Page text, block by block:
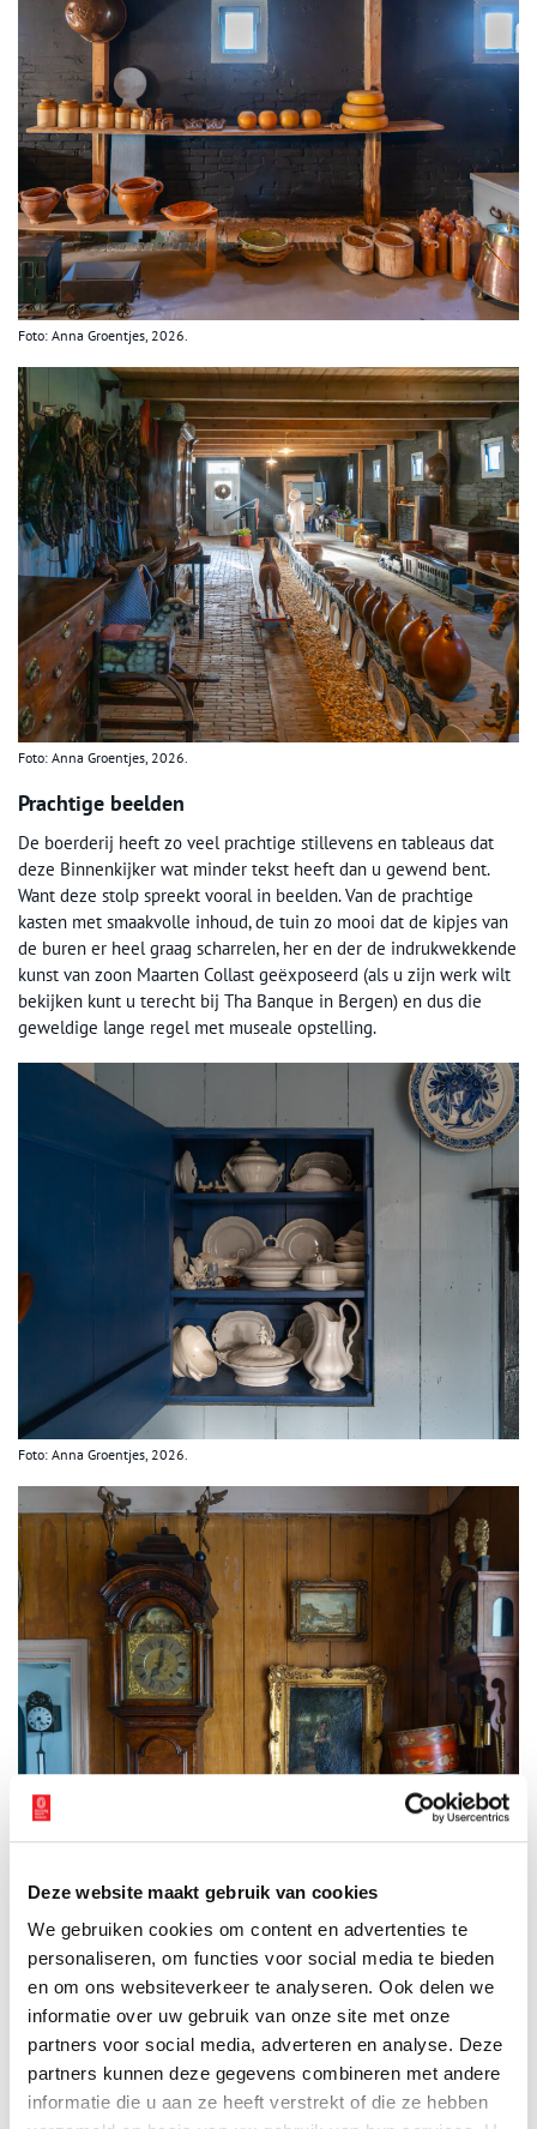
Deze website maakt gebruik van cookies
We gebruiken cookies om content en advertenties te
personaliseren, om functies voor social media te bieden
en om ons websiteverkeer te analyseren. Ook delen we
informatie over uw gebruik van onze site met onze
partners voor social media, adverteren en analyse. Deze
partners kunnen deze gegevens combineren met andere
informatie die u aan ze heeft verstrekt of die ze hebben
Foto: Anna Groentjes, 2026.
Foto: Anna Groentjes, 2026.
Prachtige beelden
De boerderij heeft zo veel prachtige stillevens en tableaus dat
deze Binnenkijker wat minder tekst heeft dan u gewend bent.
Want deze stolp spreekt vooral in beelden. Van de prachtige
kasten met smaakvolle inhoud, de tuin zo mooi dat de kipjes van
de buren er heel graag scharrelen, her en der de indrukwekkende
kunst van zoon Maarten Collast geëxposeerd (als u zijn werk wilt
bekijken kunt u terecht bij Tha Banque in Bergen) en dus die
geweldige lange regel met museale opstelling.
Foto: Anna Groentjes, 2026.
En natuurlijk in het hart van al dit prachtigs het vierkant dat het
piramidedak draagt. We zijn blij dat we deze bijzondere
stolpboerderij mogen toevoegen aan de Binnenkijkers.